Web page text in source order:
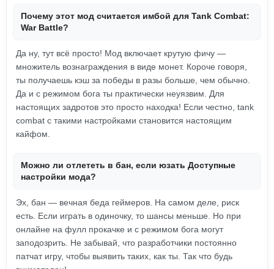
Почему этот мод считается имбой для Tank Combat:
War Battle?
Да ну, тут всё просто! Мод включает крутую фичу —
множитель вознаграждения в виде монет. Короче говоря,
ты получаешь кэш за победы в разы больше, чем обычно.
Да и с режимом бога ты практически неуязвим. Для
настоящих задротов это просто находка! Если честно, tank
combat с такими настройками становится настоящим
кайфом.
Можно ли отлететь в бан, если юзать Доступные
настройки мода?
Эх, бан — вечная беда геймеров. На самом деле, риск
есть. Если играть в одиночку, то шансы меньше. Но при
онлайне на фулл прокачке и с режимом бога могут
заподозрить. Не забывай, что разработчики постоянно
патчат игру, чтобы выявить таких, как ты. Так что будь